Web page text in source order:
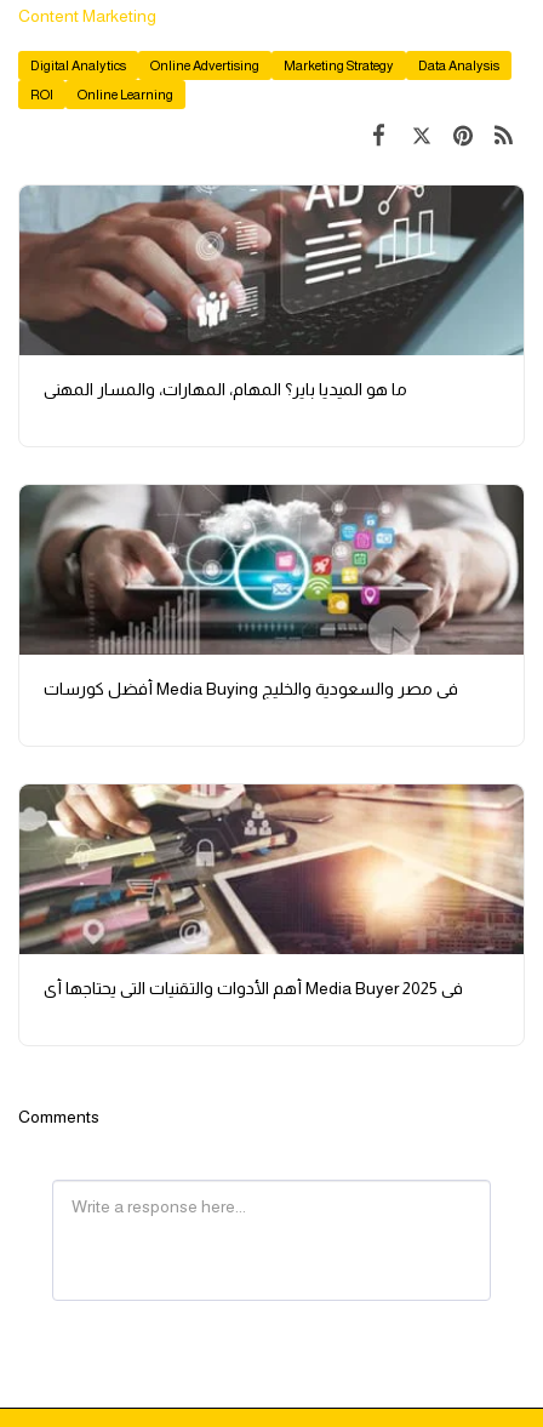
Content Marketing
Digital Analytics Online Advertising Marketing Strategy
Data Analysis
ROI
Online Learning
ما هو الميديا باير؟ المهام، المهارات، والمسار المهني
أفضل كورسات Media Buying في مصر والسعودية والخليج
أهم الأدوات والتقنيات التي يحتاجها أي Media Buyer في 2025
Comments